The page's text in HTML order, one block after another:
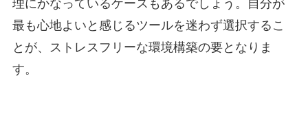
理にかなっているケースもあるでしょう。自分が
最も心地よいと感じるツールを迷わず選択するこ
とが、ストレスフリーな環境構築の要となりま
す。